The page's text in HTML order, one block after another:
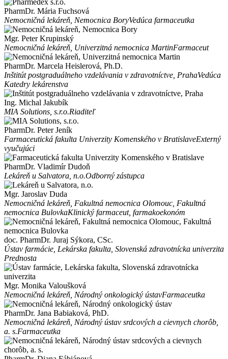
PharmDr. Mária Fuchsová
Nemocničná lekáreň, Nemocnica BoryVedúca farmaceutka
Mgr. Peter Krupinský
Nemocničná lekáreň, Univerzitná nemocnica MartinFarmaceut
PharmDr. Marcela Heislerová, Ph.D.
Inštitút postgraduálneho vzdelávania v zdravotníctve, PrahaVedúca
Katedry lekárenstva
Ing. Michal Jakubík
MIA Solutions, s.r.o.Riaditeľ
PharmDr. Peter Jeník
Farmaceutická fakulta Univerzity Komenského v BratislaveExterný
vyučujúci
PharmDr. Vladimír Dudoň
Lekáreň u Salvatora, n.o.Odborný zástupca
Mgr. Jaroslav Duda
Nemocničná lekáreň, Fakultná nemocnica Olomouc, Fakultná
nemocnica BulovkaKlinický farmaceut, farmakoekonóm
doc. PharmDr. Juraj Sýkora, CSc.
Ústav farmácie, Lekárska fakulta, Slovenská zdravotnícka univerzita
Prednosta
Mgr. Monika Valoušková
Nemocničná lekáreň, Národný onkologický ústavFarmaceutka
PharmDr. Jana Babiaková, PhD.
Nemocničná lekáreň, Národný ústav srdcových a cievnych chorôb,
a. s.Farmaceutka